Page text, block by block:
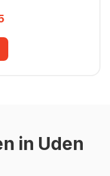
in Uden